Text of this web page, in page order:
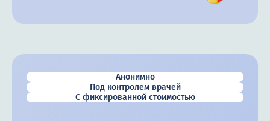
Анонимно
Под контролем врачей
С фиксированной стоимостью